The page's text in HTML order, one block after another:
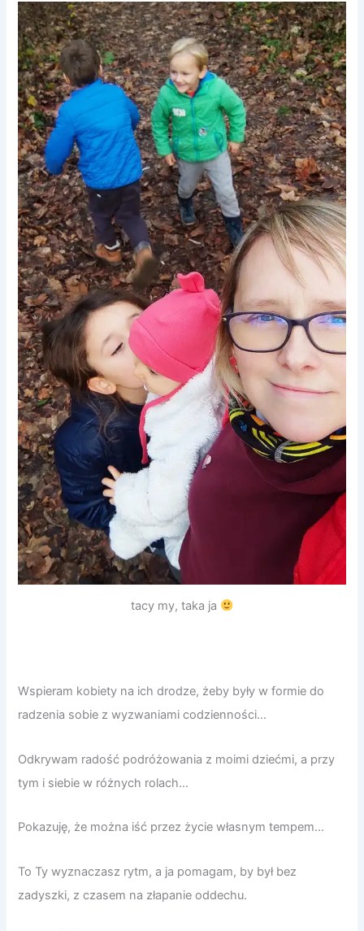
tacy my, taka ja
Wspieram kobiety na ich drodze, żeby były w formie do
radzenia sobie z wyzwaniami codzienności…
Odkrywam radość podróżowania z moimi dziećmi, a przy
tym i siebie w różnych rolach…
Pokazuję, że można iść przez życie własnym tempem…
To Ty wyznaczasz rytm, a ja pomagam, by był bez
zadyszki, z czasem na złapanie oddechu.